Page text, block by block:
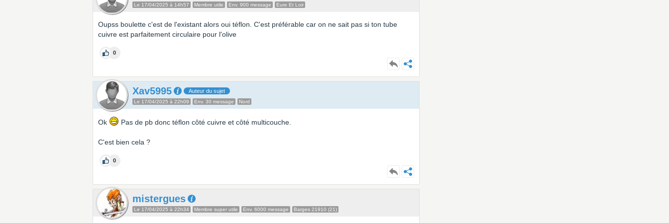
Le 17/04/2025 à 14h57 Membre utile Env. 900 message Eure Et Loir
Oupss boulette c'est de l'existant alors oui téflon. C'est préférable car on ne sait pas si ton tube
cuivre est parfaitement circulaire pour l'olive
0
Xav5995 Auteur du sujet
Le 17/04/2025 à 22h09 Env. 30 message Nord
Ok Pas de pb donc téflon côté cuivre et côté multicouche.
C'est bien cela ?
0
mistergues
Le 17/04/2025 à 22h34 Membre super utile Env. 6000 message Barges 21910 (21)